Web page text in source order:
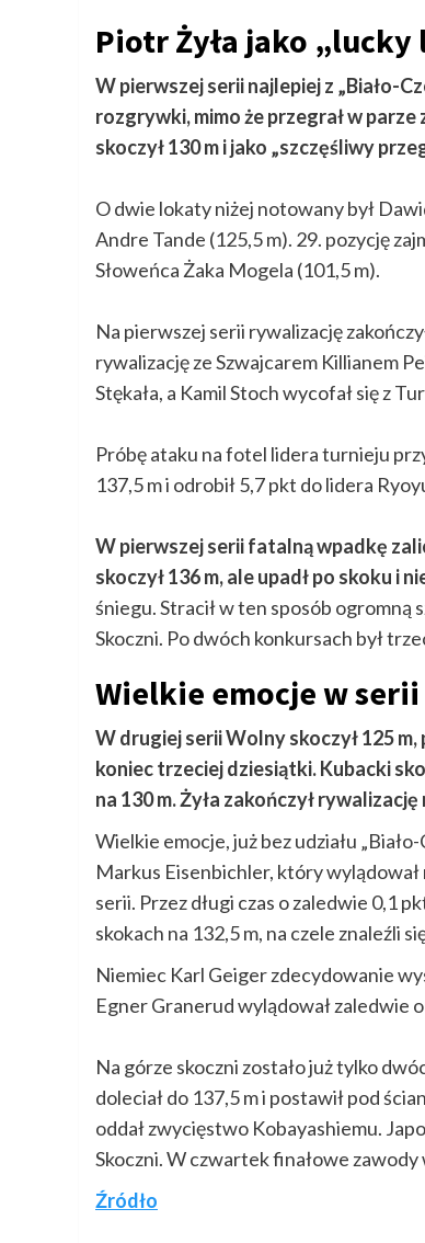
Piotr Żyła jako „lucky
W pierwszej serii najlepiej z „Biało-
rozgrywki, mimo że przegrał w
skoczył 130 m i jako „szczęśliwy
O dwie lokaty niżej notowany był
Andre Tande (125,5 m). 29. pozycję
Słoweńca Żaka Mogela (101,5 m).
Na pierwszej serii rywalizację
rywalizację ze Szwajcarem Killianem
Stękała, a Kamil Stoch wycofał się z
Próbę ataku na fotel lidera turnieju
137,5 m i odrobił 5,7 pkt do lidera
W pierwszej serii fatalną wpadkę
skoczył 136 m, ale upadł po skoku i
śniegu. Stracił w ten sposób
Skoczni. Po dwóch konkursach był
Wielkie emocje w
W drugiej serii Wolny skoczył 125
koniec trzeciej dziesiątki. Kubacki
na 130 m. Żyła zakończył
Wielkie emocje, już bez udziału
Markus Eisenbichler, który wylądował
serii. Przez długi czas o zaledwie 0,1
skokach na 132,5 m, na czele znaleźli
Niemiec Karl Geiger zdecydowanie
Egner Granerud wylądował zaledwie
Na górze skoczni zostało już tylko
doleciał do 137,5 m i postawił pod
oddał zwycięstwo Kobayashiemu.
Skoczni. W czwartek finałowe
Źródło